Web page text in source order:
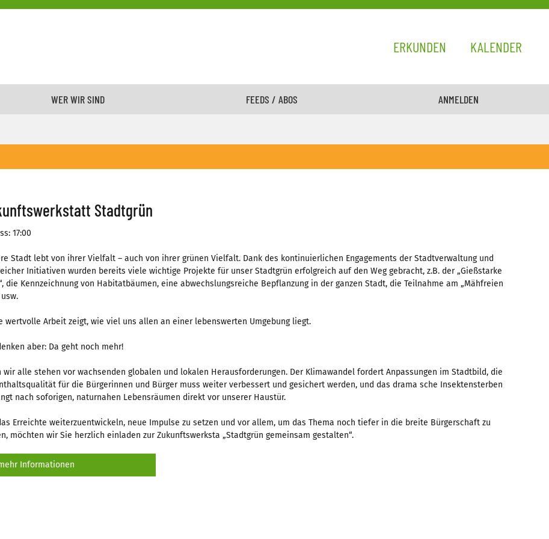
ERKUNDEN KALENDER
WER WIR SIND FEEDS / ABOS ANMELDEN
Stadtgrün
17:00
Stadt lebt von ihrer Vielfalt – auch von ihrer grünen Vielfalt. Dank des kontinuierlichen Engagements der Stadtverwaltung und
Initiativen wurden bereits viele wichtige Projekte für unser Stadtgrün erfolgreich auf den Weg gebracht, z.B. der „Gießstarke
die Kennzeichnung von Habitatbäumen, eine abwechslungsreiche Bepflanzung in der ganzen Stadt, die Teilnahme am „Mähfreien
wertvolle Arbeit zeigt, wie viel uns allen an einer lebenswerten Umgebung liegt.
aber: Da geht noch mehr!
wir alle stehen vor wachsenden globalen und lokalen Herausforderungen. Der Klimawandel fordert Anpassungen im Stadtbild, die
für die Bürgerinnen und Bürger muss weiter verbessert und gesichert werden, und das drama sche Insektensterben
nach soforigen, naturnahen Lebensräumen direkt vor unserer Haustür.
Erreichte weiterzuentwickeln, neue Impulse zu setzen und vor allem, um das Thema noch tiefer in die breite Bürgerschaft zu
möchten wir Sie herzlich einladen zur Zukunftswerksta „Stadtgrün gemeinsam gestalten“.
Informationen